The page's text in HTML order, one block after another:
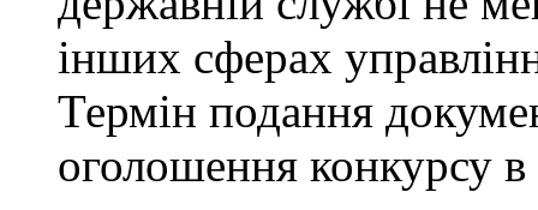
інших сферах
Термін подання
оголошення конкурсу в